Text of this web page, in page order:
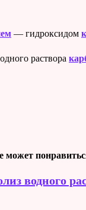
— гидроксидом
раствора
может
водного